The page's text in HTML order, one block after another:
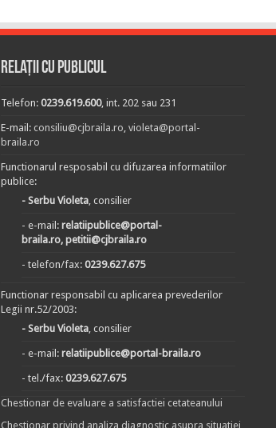
Relații cu publicul
Telefon:0239.619.600, int. 202 sau 231
E-mail:consiliu@cjbraila.ro,violeta@portal-
braila.ro
Functionarul resposabil cu difuzarea informatiilor
publice:
- Serbu Violeta, consilier
- e-mail:relatiipublice@portal-
braila.ro, petitii@cjbraila.ro
- telefon/fax:0239.627.675
Functionar responsabil cu aplicarea prevederilor
Legii nr.52/2003:
- Serbu Violeta, consilier
- e-mail:relatiipublice@portal-braila.ro
- tel./fax:0239.627.675
Chestionar de evaluare a satisfactiei cetateanului
Chestionar privind analiza diagnostic asupra situatiei